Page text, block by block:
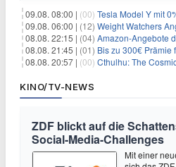
09.08. 08:00 | (00) Tesla Model Y mit 0%
09.08. 06:00 | (12) Weight Watchers Angebot:
08.08. 22:15 | (04) Amazon-Angebote des
08.08. 21:45 | (01) Bis zu 300€ Prämie für
08.08. 20:57 | (00) Cthulhu: The Cosmic
KINO/TV-NEWS
ZDF blickt auf die
Social-Media-Challenges
Mit einer